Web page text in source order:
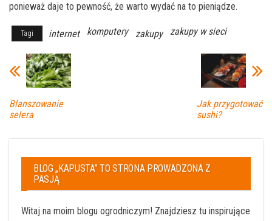
ponieważ daje to pewność, że warto wydać na to pieniądze.
Tagi internet komputery zakupy zakupy w sieci
Blanszowanie
selera
Jak przygotować
sushi?
BLOG „KAPUSTA” TO STRONA PROWADZONA Z
PASJĄ
Witaj na moim blogu ogrodniczym! Znajdziesz tu inspirujące